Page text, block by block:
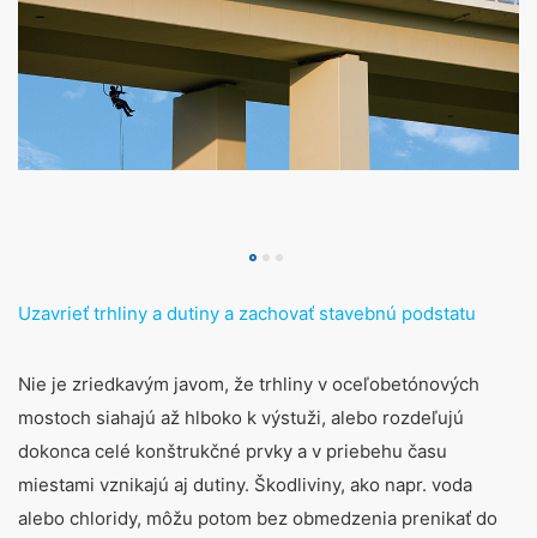
Uzavrieť trhliny a dutiny a zachovať stavebnú podstatu
Nie je zriedkavým javom, že trhliny v oceľobetónových
mostoch siahajú až hlboko k výstuži, alebo rozdeľujú
dokonca celé konštrukčné prvky a v priebehu času
miestami vznikajú aj dutiny. Škodliviny, ako napr. voda
alebo chloridy, môžu potom bez obmedzenia prenikať do